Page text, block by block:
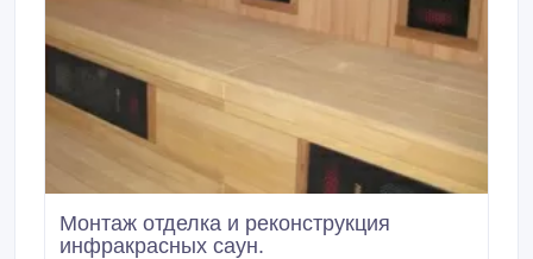
Монтаж отделка и реконструкция
инфракрасных саун.